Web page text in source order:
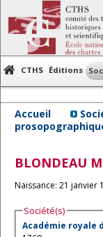
CTHS Éditions
Accueil
BLONDEAU
Naissance: 21 janvier
Société(s)
Académie royale